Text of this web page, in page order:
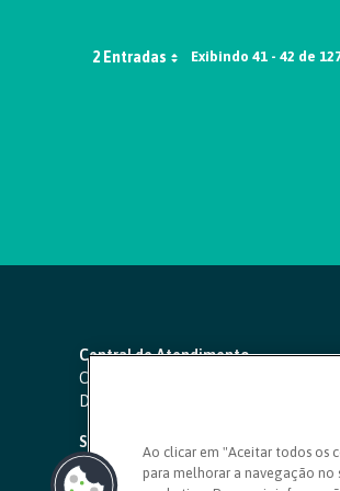
2 Entradas Exibindo 41 - 42 de
Central de Atendimento
Capitais e regiões metropolitanas:
Demais localidades:
SAC 24 horas
Ouvidoria
Ao clicar em "Aceitar todos os
para melhorar a navegação no